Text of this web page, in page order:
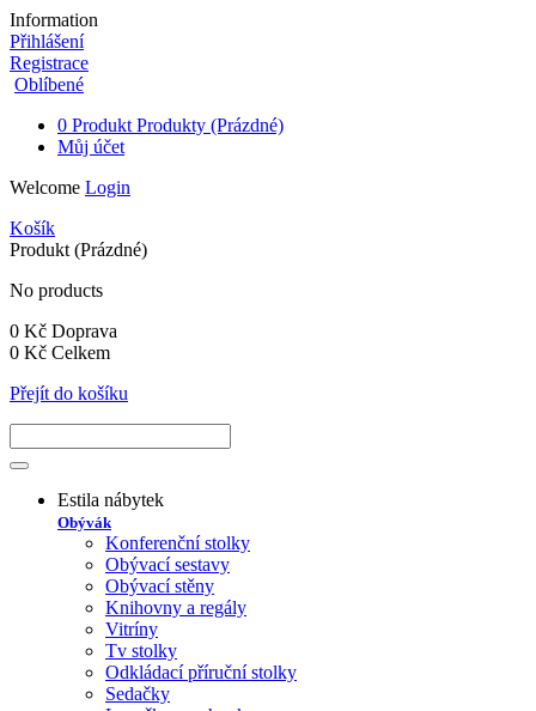
Information
Přihlášení
Registrace
Oblíbené
0 Produkt Produkty (Prázdné)
Můj účet
Welcome Login
Košík
Produkt (Prázdné)
No products
0 Kč Doprava
0 Kč Celkem
Přejít do košíku
Estila nábytek
Obývák
Konferenční stolky
Obývací sestavy
Obývací stěny
Knihovny a regály
Vitríny
Tv stolky
Odkládací příruční stolky
Sedačky